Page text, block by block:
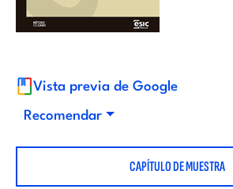
d
o
r
Vista previa de Google
Recomendar
CAPÍTULO DE MUESTRA